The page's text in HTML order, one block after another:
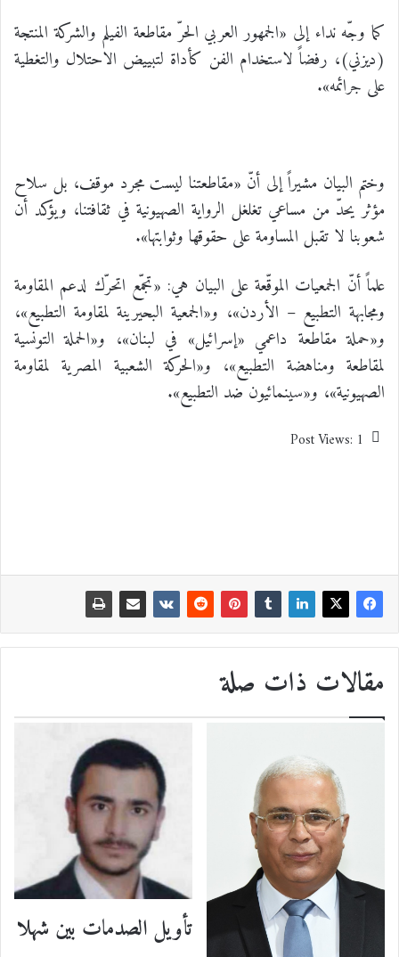
كما وجّه نداء إلى «الجمهور العربي الحرّ مقاطعة الفيلم والشركة المنتجة
(ديزني)، رفضاً لاستخدام الفن كأداة لتبييض الاحتلال والتغطية
على جرائمه».
وختم البيان مشيراً إلى أنّ «مقاطعتنا ليست مجرد موقف، بل سلاح
مؤثر يحدّ من مساعي تغلغل الرواية الصهيونية في ثقافتنا، ويؤكد أن
شعوبنا لا تقبل المساومة على حقوقها وثوابتها».
علماً أنّ الجمعيات الموقّعة على البيان هي: «تجمّع اتحرّك لدعم المقاومة
ومجابهة التطبيع – الأردن»، و«الجمعية البحيرينة لمقاومة التطبيع»،
و«حملة مقاطعة داعمي «إسرائيل» في لبنان»، و«الحملة التونسية
لمقاطعة ومناهضة التطبيع»، و«الحركة الشعبية المصرية لمقاومة
الصهيونية»، و«سينمائيون ضد التطبيع».
Post Views: 1
مقالات ذات صلة
تأويل الصدمات بين شهلا